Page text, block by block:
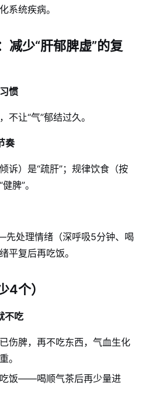
系统疾病。
减少“肝郁脾虚”的复
惯
不让“气”郁结过久。
奏
诉）是“疏肝”；规律饮食（按
脾”。
先处理情绪（深呼吸5分钟、喝
平复后再吃饭。
4个）
不吃
伤脾，再不吃东西，气血生化
。
饭——喝顺气茶后再少量进